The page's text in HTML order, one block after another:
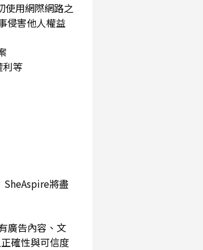
使用網際網路之
侵害他人權益
利等
將盡
廣告內容、文
確性與可信度